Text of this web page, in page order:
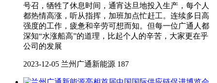
号召，牺牲了休息时间，通宵达旦地投入生产，每个人
都热情高涨，听从指挥，加班加点忙赶工。连续多日高
强度的工作，疲惫和辛劳可想而知。但每一位广通人都
深知“水涨船高”的道理，比起个人的辛苦，大家更在乎
公司的发展
2023-12-05 兰州广通新能源 187